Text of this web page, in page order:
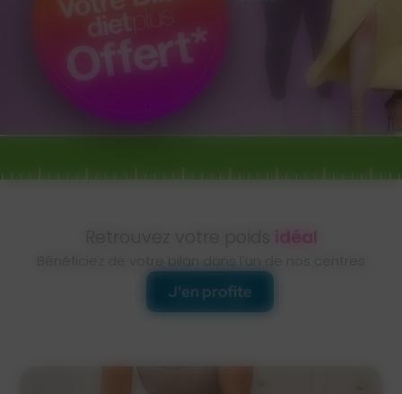
idéal
Bénéficiez de votre bilan dans l'un de nos centres
J'en profite